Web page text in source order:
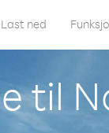
Last ned
til